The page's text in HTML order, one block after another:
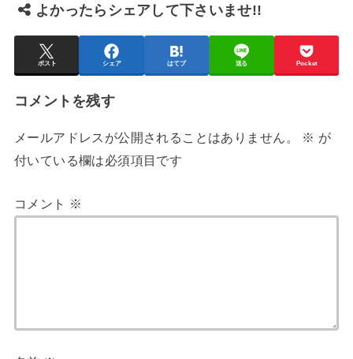
よかったらシェアして下さいませ!!
ポスト シェア はてブ 送る Pocket
コメントを残す
メールアドレスが公開されることはありません。 ※ が
付いている欄は必須項目です
コメント ※